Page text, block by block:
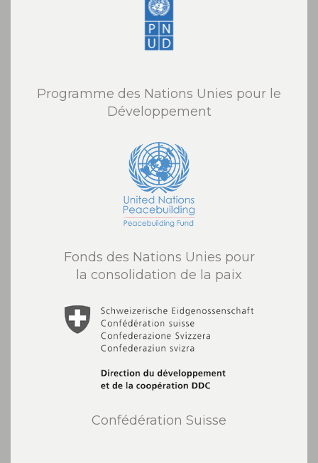
Programme des Nations Unies pour le
Développement
Fonds des Nations Unies pour
la consolidation de la paix
Confédération Suisse